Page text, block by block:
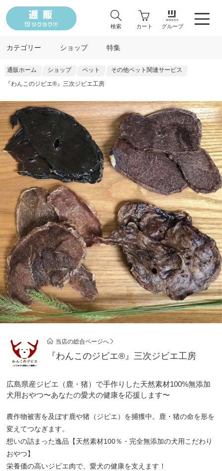
検索 カート グループ
カテゴリー ショップ 特集
通販ホーム ショップ ペット
その他ペット関連サービス
『わんこのジビエ®』三次ジビエ工房
当店の総合ページへ
『わんこのジビエ®』三次ジビエ工房
広島県産ジビエ（鹿・猪）で手作りした天然素材100%無添加
犬用おやつ〜あなたの愛犬の健康を応援します〜
農作物被害を及ぼす鹿や猪（ジビエ）を捕獲中。鹿・猪の命を形を
変えてつなぎます。
想いの詰まった逸品【天然素材100％・完全無添加の犬用こだわり
おやつ】
栄養価の高いジビエ肉で、愛犬の健康を支えます！